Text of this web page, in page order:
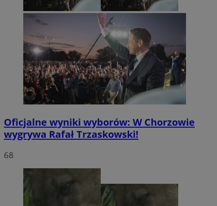
Oficjalne wyniki wyborów: W Chorzowie
wygrywa Rafał Trzaskowski!
68